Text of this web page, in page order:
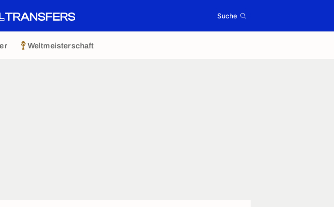
Suche
Weltmeisterschaft